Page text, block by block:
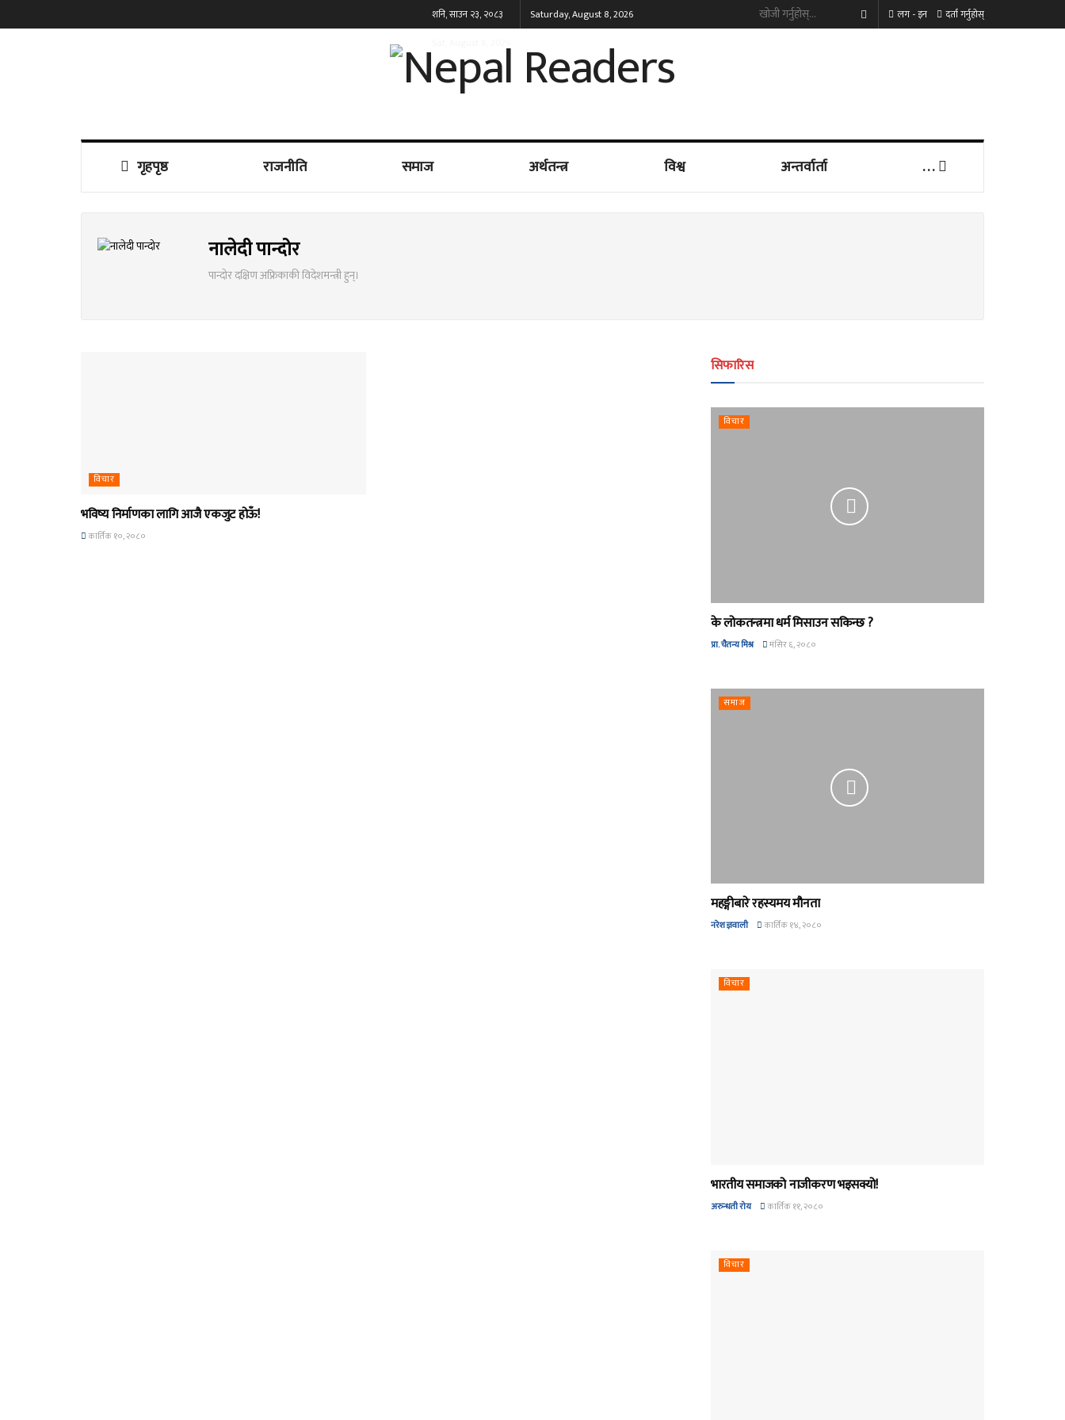
शनि, साउन २३, २०८३
Saturday, August 8, 2026 लग - इन दर्ता गर्नुहोस्
गृहपृष्ठ राजनीति समाज अर्थतन्त्र विश्व अन्तर्वार्ता . . .
नालेदी पान्दोर
पान्दोर दक्षिण अफ्रिकाकी विदेशमन्त्री हुन्।
विचार
भविष्य निर्माणका लागि आजै एकजुट होऊँ!
कार्तिक १०, २०८०
सिफारिस
विचार
के लोकतन्त्रमा धर्म मिसाउन सकिन्छ ?
प्रा. चैतन्य मिश्र मंसिर ६, २०८०
समाज
महङ्गीबारे रहस्यमय मौनता
नरेश ज्ञवाली कार्तिक १४, २०८०
विचार
भारतीय समाजको नाजीकरण भइसक्यो!
अरुन्धती रोय कार्तिक ११, २०८०
विचार